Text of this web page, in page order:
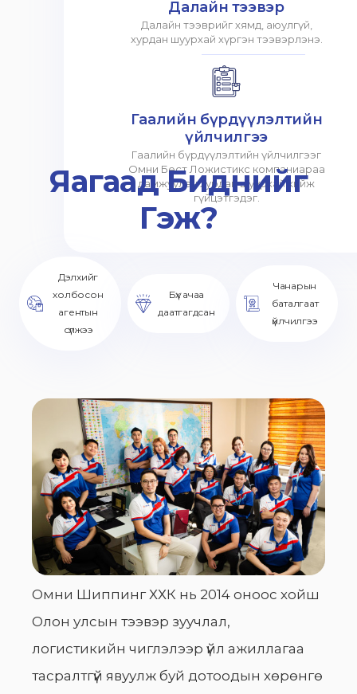
Далайн тээвэр
Далайн тээврийг хямд, аюулгүй,
хурдан шуурхай хүргэн тээвэрлэнэ.
Гаалийн бүрдүүлэлтийн
үйлчилгээ
Гаалийн бүрдүүлэлтийн үйлчилгээг
Омни Бест Ложистикс компаниараа
дамжуулан хурдан шуурхай хийж
гүйцэтгэдэг.
Яагаад Биднийг
Гэж?
Дэлхийг
холбосон
агентын
сүлжээ
Бүх ачаа
даатгагдсан
Чанарын
баталгаат
үйлчилгээ
Омни Шиппинг ХХК нь 2014 оноос хойш
Олон улсын тээвэр зуучлал,
логистикийн чиглэлээр үйл ажиллагаа
тасралтгүй явуулж буй дотоодын хөрөнгө